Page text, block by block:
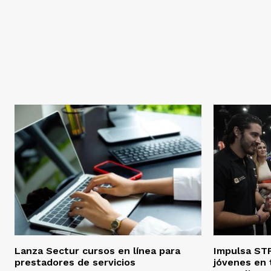
Lanza Sectur cursos en línea para
prestadores de servicios
Impulsa
jóvenes en